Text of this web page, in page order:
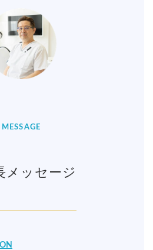
MESSAGE
メッセージ